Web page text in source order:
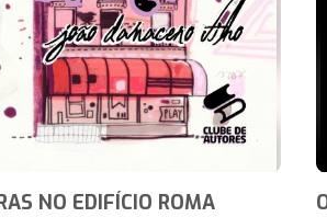
NO EDIFÍCIO ROMA